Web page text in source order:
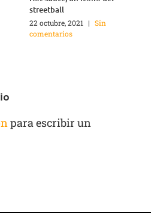
streetball
22 octubre, 2021 | Sin
comentarios
para escribir un